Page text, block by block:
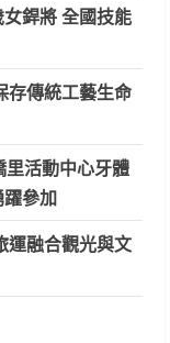
銲將 全國技能
存傳統工藝生命
里活動中心牙體
參加
運融合觀光與文